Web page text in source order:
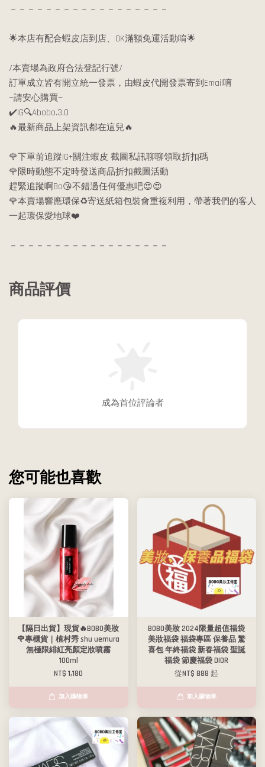
－－－－－－－－－－－－－－－－－－
🌟本店有配合蝦皮店到店、OK滿額免運活動唷🌟
/本賣場為政府合法登記行號/
訂單成立皆有開立統一發票，由蝦皮代開發票寄到Email唷
—請安心購買—
✔️IG🔍Abobo.3.0
🔥最新商品上架資訊都在這兒🔥
🌹下單前追蹤IG+關注蝦皮 截圖私訊聊聊領取折扣碼
🌹限時動態不定時發送商品折扣截圖活動
趕緊追蹤啊Bo😘不錯過任何優惠吧😍😍
🌹本賣場響應環保♻️寄送紙箱包裝會重複利用，帶著我們的客人
一起環保愛地球❤️
－－－－－－－－－－－－－－－－－－
商品評價
成為首位評論者
您可能也喜歡
【隔日出貨】現貨🔥BOBO美妝
🌹專櫃貨｜植村秀 shu uemura
無極限緋紅亮顏定妝噴霧
100ml
NT$ 1,180
加入購物車
BOBO美妝 2024限量超值福袋
美妝福袋 福袋專區 保養品 驚
喜包 年終福袋 新春福袋 聖誕
福袋 節慶福袋 DIOR
從NT$ 888 起
加入購物車